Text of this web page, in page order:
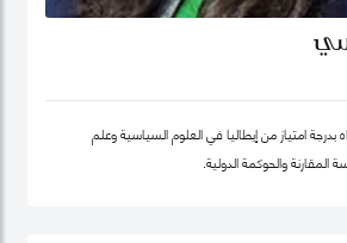
امتياز من إيطاليا في العلوم السياسية وعلم
والحوكمة الدولية.